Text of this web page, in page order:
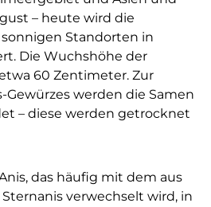
– heute wird die
Standorten in
Die Wuchshöhe der
60 Zentimeter. Zur
Gewürzes werden die Samen
– diese werden getrocknet
das häufig mit dem aus
verwechselt wird, in